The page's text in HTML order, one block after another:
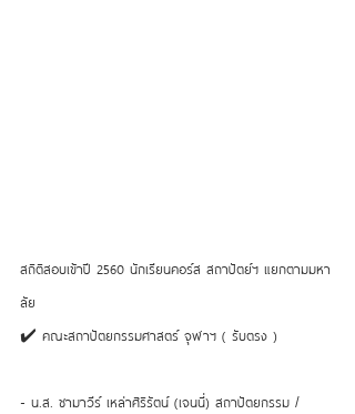
สถิติสอบเข้าปี 2560 นักเรียนคอร์ส สถาปัตย์ฯ แยกตามมหา
ลัย
✔️ คณะสถาปัตยกรรมศาสตร์ จุฬาฯ ( รับตรง )
- น.ส. ชามาวีร์ เหล่าศิริรัตน์ (เจนนี่) สถาปัตยกรรม /